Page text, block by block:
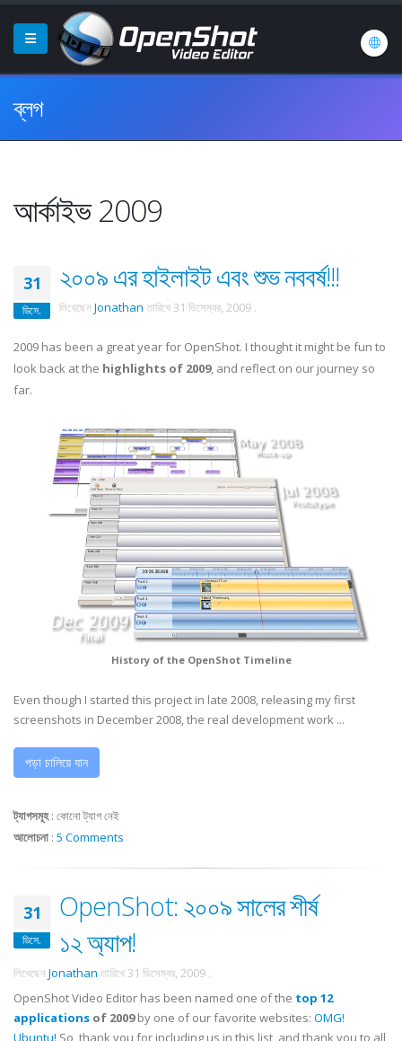
ব্লগ
আর্কাইভ 2009
31
ডিসে.
২০০৯ এর হাইলাইট এবং শুভ নববর্ষ!!!
লিখেছেন Jonathan তারিখে 31 ডিসেম্বর, 2009 .
2009 has been a great year for OpenShot. I thought it might be fun to
look back at the highlights of 2009, and reflect on our journey so
far.
History of the OpenShot Timeline
Even though I started this project in late 2008, releasing my first
screenshots in December 2008, the real development work ...
পড়া চালিয়ে যান
ট্যাগসমূহ: কোনো ট্যাগ নেই
আলোচনা : 5 Comments
31
ডিসে.
OpenShot: ২০০৯ সালের শীর্ষ
১২ অ্যাপ!
লিখেছেন Jonathan তারিখে 31 ডিসেম্বর, 2009 .
OpenShot Video Editor has been named one of the top 12
applications of 2009by one of our favorite websites: OMG!
Ubuntu! So, thank you for including us in this list, and thank you to all